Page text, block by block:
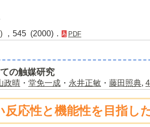
，545 (2000)． PDF
の触媒研究
政晴 ・ 堂免一成 ・ 永井正敏 ・ 藤田照典,
反応性と機能性を目指し